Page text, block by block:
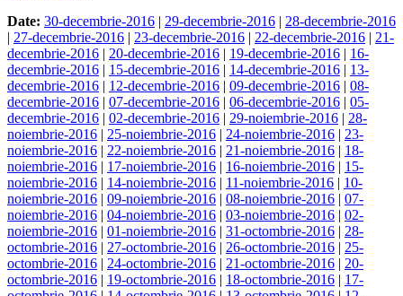
Date: 30-decembrie-2016 | 29-decembrie-2016 | 28-decembrie-2016
| 27-decembrie-2016 | 23-decembrie-2016 | 22-decembrie-2016 | 21-
decembrie-2016 | 20-decembrie-2016 | 19-decembrie-2016 | 16-
decembrie-2016 | 15-decembrie-2016 | 14-decembrie-2016 | 13-
decembrie-2016 | 12-decembrie-2016 | 09-decembrie-2016 | 08-
decembrie-2016 | 07-decembrie-2016 | 06-decembrie-2016 | 05-
decembrie-2016 | 02-decembrie-2016 | 29-noiembrie-2016 | 28-
noiembrie-2016 | 25-noiembrie-2016 | 24-noiembrie-2016 | 23-
noiembrie-2016 | 22-noiembrie-2016 | 21-noiembrie-2016 | 18-
noiembrie-2016 | 17-noiembrie-2016 | 16-noiembrie-2016 | 15-
noiembrie-2016 | 14-noiembrie-2016 | 11-noiembrie-2016 | 10-
noiembrie-2016 | 09-noiembrie-2016 | 08-noiembrie-2016 | 07-
noiembrie-2016 | 04-noiembrie-2016 | 03-noiembrie-2016 | 02-
noiembrie-2016 | 01-noiembrie-2016 | 31-octombrie-2016 | 28-
octombrie-2016 | 27-octombrie-2016 | 26-octombrie-2016 | 25-
octombrie-2016 | 24-octombrie-2016 | 21-octombrie-2016 | 20-
octombrie-2016 | 19-octombrie-2016 | 18-octombrie-2016 | 17-